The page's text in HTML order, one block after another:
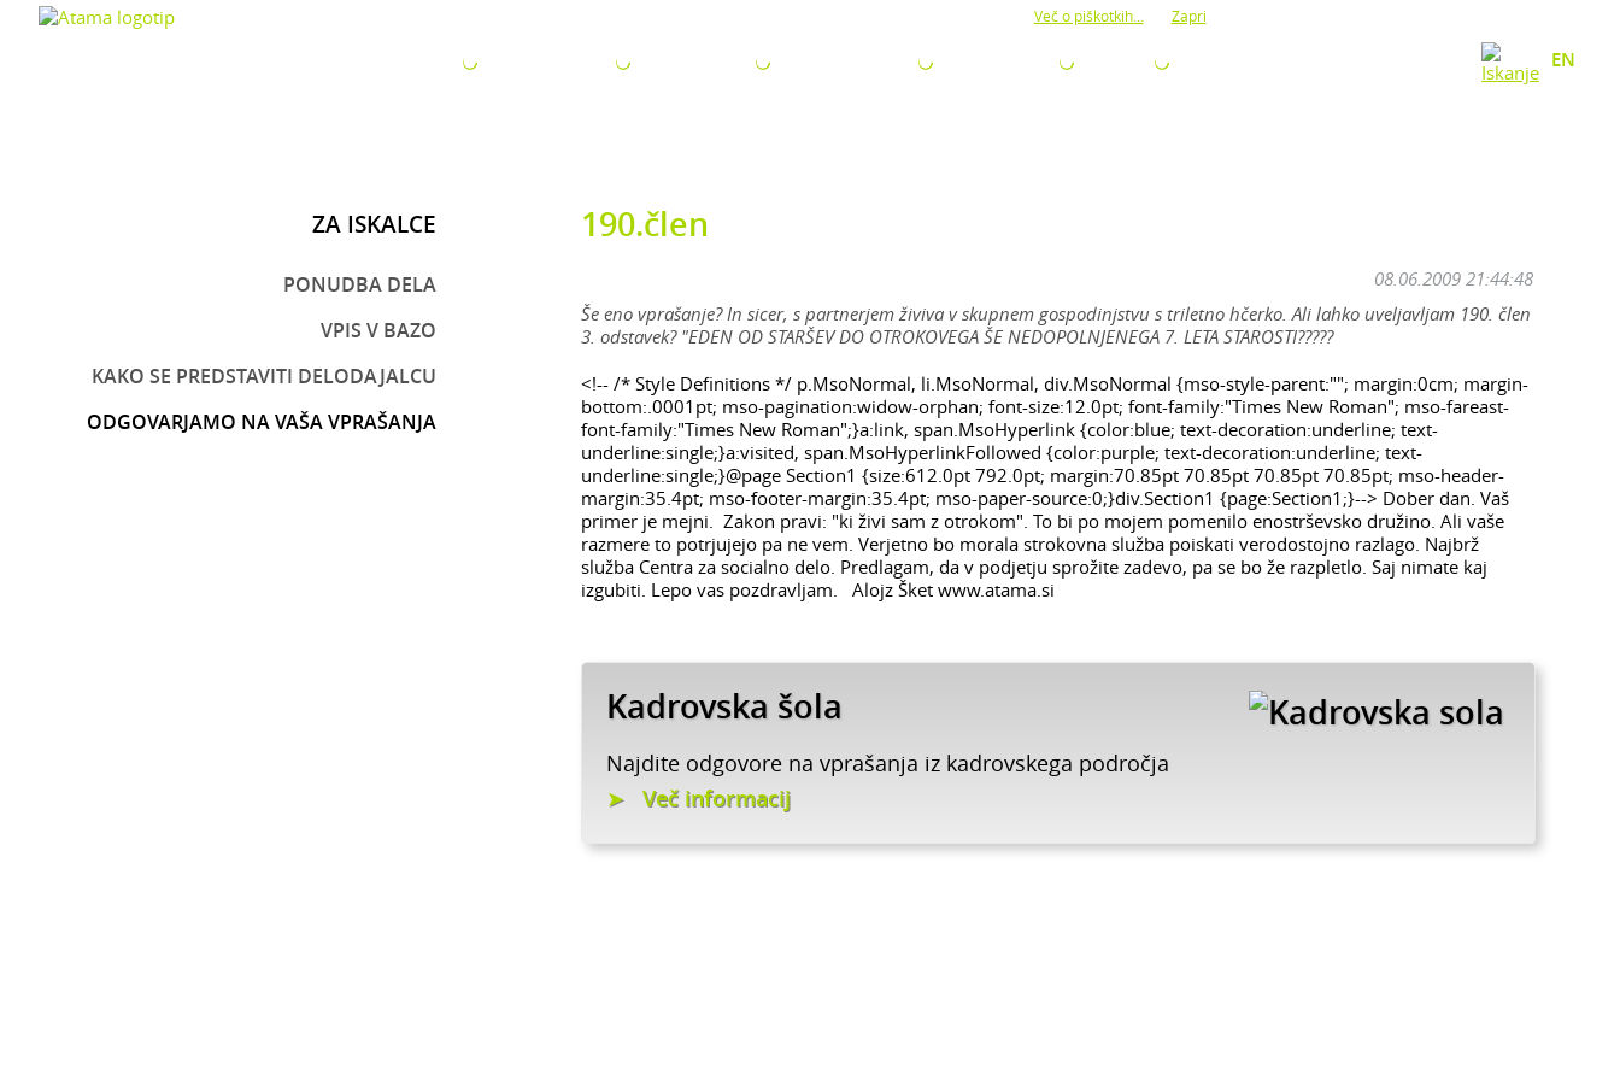
Več o piškotkih... Zapri
EN
ZA ISKALCE
PONUDBA DELA
VPIS V BAZO
KAKO SE PREDSTAVITI DELODAJALCU
ODGOVARJAMO NA VAŠA VPRAŠANJA
190.člen
08.06.2009 21:44:48
Še eno vprašanje? In sicer, s partnerjem živiva v skupnem gospodinjstvu s triletno hčerko. Ali lahko uveljavljam 190. člen
3. odstavek? "EDEN OD STARŠEV DO OTROKOVEGA ŠE NEDOPOLNJENEGA 7. LETA STAROSTI?????
<!-- /* Style Definitions */ p.MsoNormal, li.MsoNormal, div.MsoNormal {mso-style-parent:""; margin:0cm; margin-
bottom:.0001pt; mso-pagination:widow-orphan; font-size:12.0pt; font-family:"Times New Roman"; mso-fareast-
font-family:"Times New Roman";}a:link, span.MsoHyperlink {color:blue; text-decoration:underline; text-
underline:single;}a:visited, span.MsoHyperlinkFollowed {color:purple; text-decoration:underline; text-
underline:single;}@page Section1 {size:612.0pt 792.0pt; margin:70.85pt 70.85pt 70.85pt 70.85pt; mso-header-
margin:35.4pt; mso-footer-margin:35.4pt; mso-paper-source:0;}div.Section1 {page:Section1;}--> Dober dan. Vaš
primer je mejni. Zakon pravi: "ki živi sam z otrokom". To bi po mojem pomenilo enostrševsko družino. Ali vaše
razmere to potrjujejo pa ne vem. Verjetno bo morala strokovna služba poiskati verodostojno razlago. Najbrž
služba Centra za socialno delo. Predlagam, da v podjetju sprožite zadevo, pa se bo že razpletlo. Saj nimate kaj
izgubiti. Lepo vas pozdravljam. Alojz Šket www.atama.si
Kadrovska šola
Najdite odgovore na vprašanja iz kadrovskega področja
Več informacij